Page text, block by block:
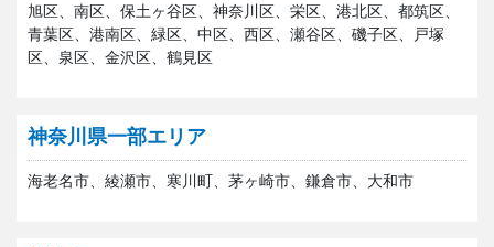
旭区、南区、保土ヶ谷区、神奈川区、栄区、港北区、都筑区、
青葉区、港南区、緑区、中区、西区、瀬谷区、磯子区、戸塚
区、泉区、金沢区、鶴見区
神奈川県一部エリア
海老名市、綾瀬市、寒川町、茅ヶ崎市、鎌倉市、大和市